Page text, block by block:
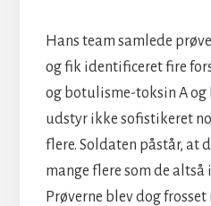
Hans team samlede
og fik identificeret fire
og botulisme-toksin A og
udstyr ikke sofistikeret
flere. Soldaten påstår, at
mange flere som de
Prøverne blev dog frosset